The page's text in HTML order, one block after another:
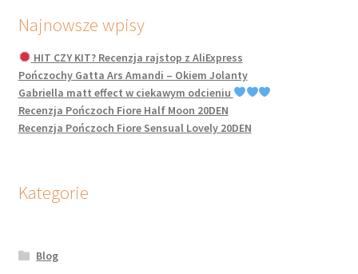
Najnowsze wpisy
HIT CZY KIT? Recenzja rajstop z AliExpress
Pończochy Gatta Ars Amandi – Okiem Jolanty
Gabriella matt effect w ciekawym odcieniu
Recenzja Pończoch Fiore Half Moon 20DEN
Recenzja Pończoch Fiore Sensual Lovely 20DEN
Kategorie
Blog